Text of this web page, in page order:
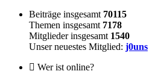
Beiträge insgesamt 70115
Themen insgesamt 7178
Mitglieder insgesamt 1540
Unser neuestes Mitglied: j0uns
Wer ist online?